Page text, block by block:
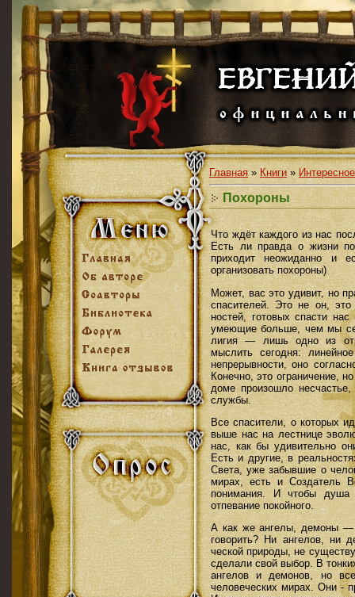
Главная » Книги» Интересное
Похороны
Что ждёт каждого из нас
Есть ли правда о жизни
приходит неожиданно и
организовать похороны)
Может, вас это удивит, но
спасителей. Это не он,
ностей, готовых спасти
умеющие больше, чем мы
лигия — лишь одно из
мыслить сегодня:
непре­рывности, оно
Конечно, это ограничение,
доме произошло
службы.
Все спасители, о которых
выше нас на лестни­це
нас, как бы удивительно
Есть и другие, в
Света, уже забывшие о
мирах, есть и Создатель
понимания. И чтобы душа
отпевание покойного.
А как же ангелы, демоны —
говорить? Ни ангелов, ни
ческой природы, не
сделали свой выбор. В
ангелов и демонов, но
человеческих мирах. Они -